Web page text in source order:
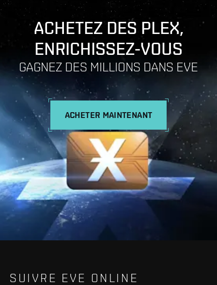
ACHETEZ DES PLEX,
ENRICHISSEZ-VOUS
GAGNEZ DES MILLIONS DANS EVE
ACHETER MAINTENANT
SUIVRE EVE ONLINE